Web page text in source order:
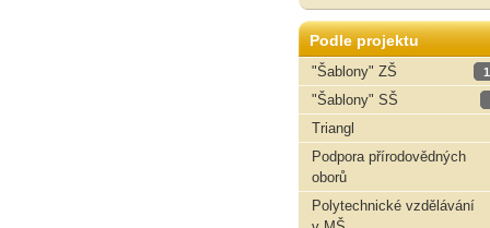
Podle projektu
"Šablony" ZŠ
"Šablony" SŠ
Triangl
Podpora přírodovědných
oborů
Polytechnické vzdělávání